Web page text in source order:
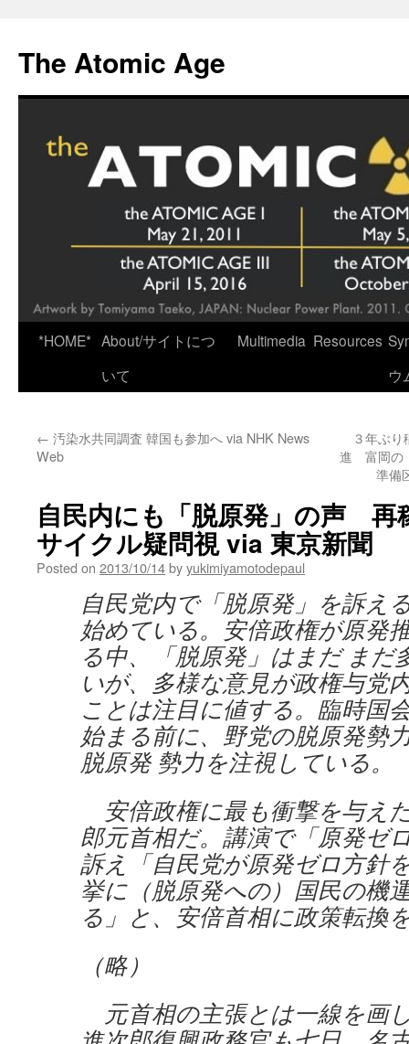
content
The Atomic Age
*HOME* About/サイトにつ
いて
Multimedia Resources
ウ
← 汚染水共同調査 韓国も参加へ via NHK News
Web
３年ぶ
進 富岡の
準備
自民内にも「脱原発」の声 再
サイクル疑問視 via 東京新聞
Posted on 2013/10/14byyukimiyamotodepaul
自民党内で「脱原発」を訴え
始めている。安倍政権が原発
る中、「脱原発」はまだ まだ
いが、多様な意見が政権与党
ことは注目に値する。臨時国
始まる前に、野党の脱原発勢
脱原発 勢力を注視している
安倍政権に最も衝撃を与え
郎元首相だ。講演で「原発ゼ
訴え「自民党が原発ゼロ方針
挙に（脱原発への）国民の機
る」と、安倍首相に政策転換
（略）
元首相の主張とは一線を画